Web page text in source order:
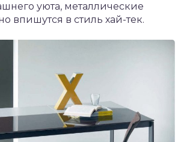
уюта, металлические
впишутся в стиль хай-тек.